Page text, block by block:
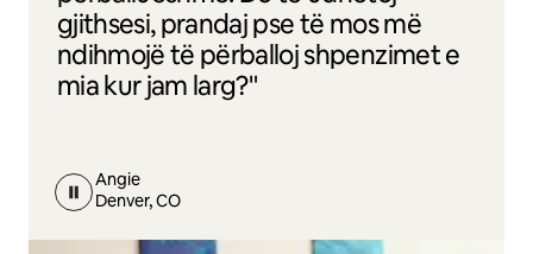
gjithsesi, prandaj pse të mos më
ndihmojë të përballoj shpenzimet e
mia kur jam larg?"
Angie
Denver, CO